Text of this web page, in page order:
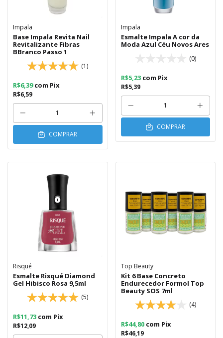
Impala
Base Impala Revita Nail
Revitalizante Fibras
BBranco Passo 1
(1)
R$6,59
R$6,39com Pix
COMPRAR
Impala
Esmalte Impala A cor da
Moda Azul Céu Novos Ares
(0)
R$5,39
R$5,23 com Pix
COMPRAR
Risqué
Esmalte Risqué Diamond
Gel Hibisco Rosa 9,5ml
(5)
R$12,09
R$11,73 com Pix
Top Beauty
Kit 6 Base Concreto
Endurecedor Formol Top
Beauty SOS 7ml
(4)
R$46,19
R$44,80 com Pix